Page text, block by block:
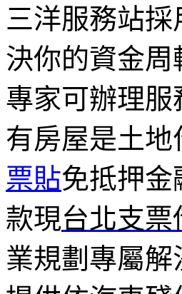
三洋服務站採
決你的資金周
專家可辦理
有房屋是土
票貼免抵押金
款現台北支票
業規劃專屬解